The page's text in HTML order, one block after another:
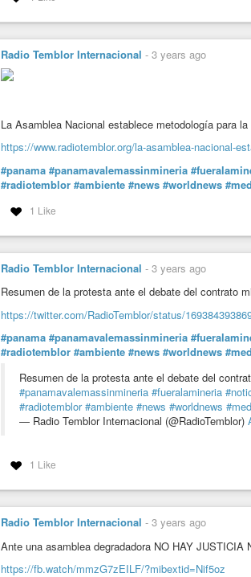
Radio Temblor Internacional - 3 years ago
La Asamblea Nacional establece metodología para
https://www.radiotemblor.org/la-asamblea-nacional-
#panama #panamavalemassinmineria
#radiotemblor #ambiente #news #worldnews
1 Like
Radio Temblor Internacional - 3 years ago
Resumen de la protesta ante el debate del contrato
https://twitter.com/RadioTemblor/status/
#panama #panamavalemassinmineria
#radiotemblor #ambiente #news #worldnews
Resumen de la protesta ante el debate del
#panamavalemassinmineria #fueralamineria
#radiotemblor #ambiente #news #worldnews
— Radio Temblor Internacional (@RadioTemblor)
1 Like
Radio Temblor Internacional - 3 years ago
Ante una asamblea degradadora NO HAY
https://fb.watch/mmzG7zEILF/?mibextid=Nif5oz